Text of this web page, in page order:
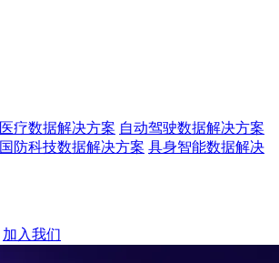
医疗数据解决方案 自动驾驶数据解决方案
国防科技数据解决方案 具身智能数据解决
加入我们